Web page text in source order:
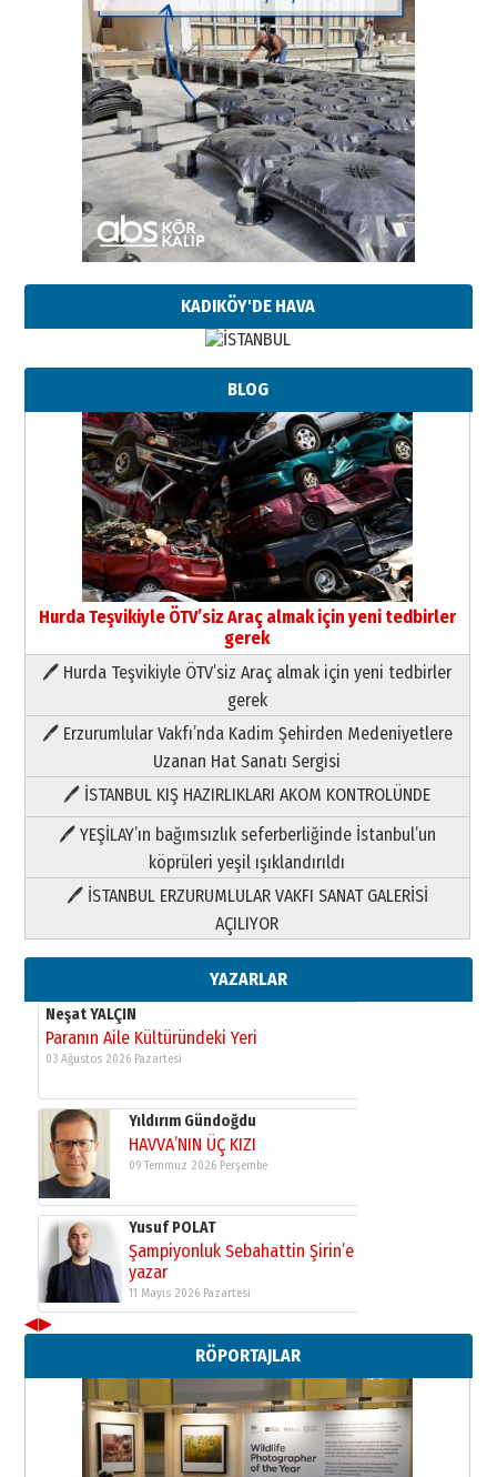
KADIKÖY'DE HAVA
BLOG
Hurda Teşvikiyle ÖTV’siz Araç almak için yeni tedbirler
gerek
🖊 Hurda Teşvikiyle ÖTV’siz Araç almak için yeni tedbirler
gerek
🖊 Erzurumlular Vakfı’nda Kadim Şehirden Medeniyetlere
Uzanan Hat Sanatı Sergisi
🖊 İSTANBUL KIŞ HAZIRLIKLARI AKOM KONTROLÜNDE
🖊 YEŞİLAY’ın bağımsızlık seferberliğinde İstanbul’un
köprüleri yeşil ışıklandırıldı
🖊 İSTANBUL ERZURUMLULAR VAKFI SANAT GALERİSİ
AÇILIYOR
YAZARLAR
Paranın Aile Kültüründeki Yeri
03 Ağustos 2026 Pazartesi
Yıldırım Gündoğdu
HAVVA’NIN ÜÇ KIZI
09 Temmuz 2026 Perşembe
Yusuf POLAT
Şampiyonluk Sebahattin Şirin’e
yazar
11 Mayıs 2026 Pazartesi
Neşat YALÇIN
Paranın Aile Kültüründeki Yeri
03 Ağustos 2026 Pazartesi
Yıldırım Gündoğdu
HAVVA’NIN ÜÇ KIZI
09 Temmuz 2026 Perşembe
Yusuf POLAT
Şampiyonluk Sebahattin Şirin’e
yazar
11 Mayıs 2026 Pazartesi
Neşat YALÇIN
Paranın Aile Kültüründeki Yeri
03 Ağustos 2026 Pazartesi
Yıldırım Gündoğdu
HAVVA’NIN ÜÇ KIZI
◀▶
RÖPORTAJLAR